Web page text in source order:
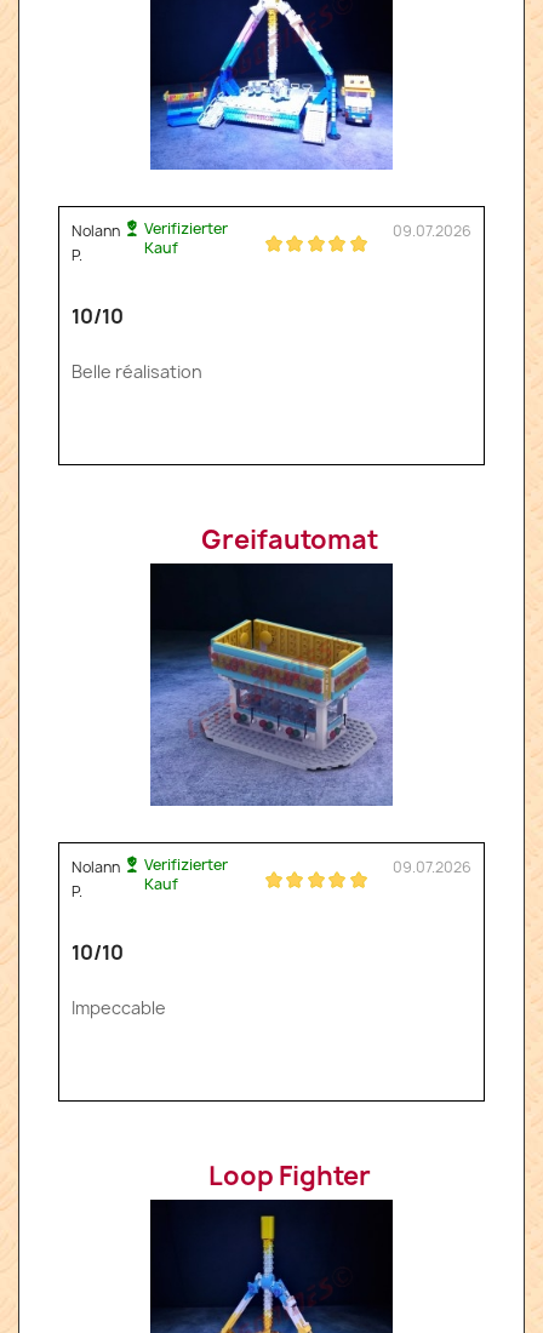
Nolann
P.
Verifizierter
Kauf
09.07.2026
10/10
Belle réalisation
Greifautomat
Nolann
P.
Verifizierter
Kauf
09.07.2026
10/10
Impeccable
Loop Fighter